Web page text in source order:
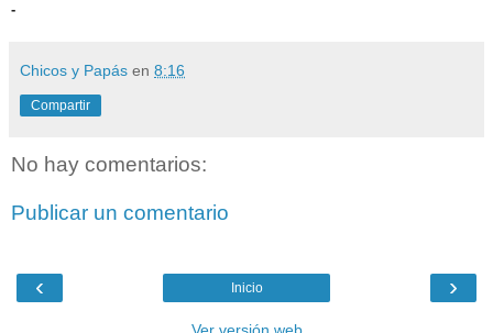
-
Chicos y Papás en 8:16
Compartir
No hay comentarios:
Publicar un comentario
‹ ›
Inicio